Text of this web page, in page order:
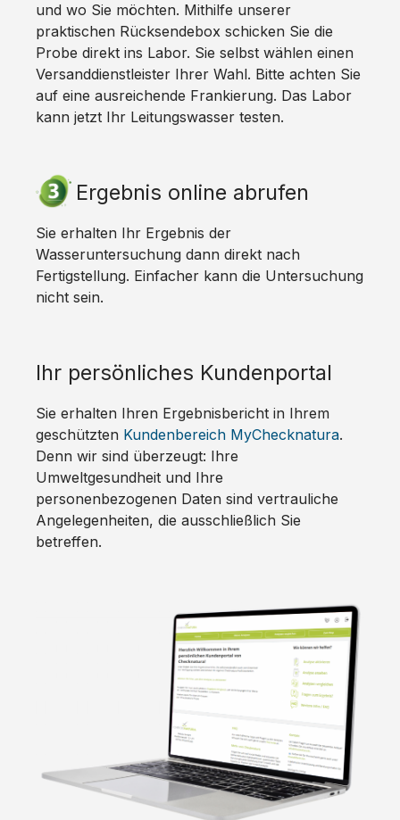
und wo Sie möchten. Mithilfe unserer
praktischen Rücksendebox schicken Sie die
Probe direkt ins Labor. Sie selbst wählen einen
Versanddienstleister Ihrer Wahl. Bitte achten Sie
auf eine ausreichende Frankierung. Das Labor
kann jetzt Ihr Leitungswasser testen.
Ergebnis online abrufen
Sie erhalten Ihr Ergebnis der
Wasseruntersuchung dann direkt nach
Fertigstellung. Einfacher kann die Untersuchung
nicht sein.
Ihr persönliches Kundenportal
Sie erhalten Ihren Ergebnisbericht in Ihrem
geschützten Kundenbereich MyChecknatura.
Denn wir sind überzeugt: Ihre
Umweltgesundheit und Ihre
personenbezogenen Daten sind vertrauliche
Angelegenheiten, die ausschließlich Sie
betreffen.